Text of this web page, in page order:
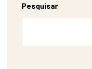
Pesquisar